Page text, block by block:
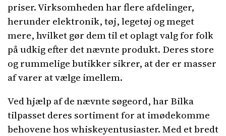
priser. Virksomheden har flere afdelinger,
herunder elektronik, tøj, legetøj og meget
mere, hvilket gør dem til et oplagt valg for folk
på udkig efter det nævnte produkt. Deres store
og rummelige butikker sikrer, at der er masser
af varer at vælge imellem.
Ved hjælp af de nævnte søgeord, har Bilka
tilpasset deres sortiment for at imødekomme
behovene hos whiskeyentusiaster. Med et bredt